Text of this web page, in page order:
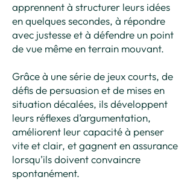
apprennent à structurer leurs idées
en quelques secondes, à répondre
avec justesse et à défendre un point
de vue même en terrain mouvant.
Grâce à une série de jeux courts, de
défis de persuasion et de mises en
situation décalées, ils développent
leurs réflexes d’argumentation,
améliorent leur capacité à penser
vite et clair, et gagnent en assurance
lorsqu’ils doivent convaincre
spontanément.